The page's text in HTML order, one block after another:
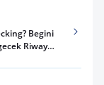
Begini
Riwayat